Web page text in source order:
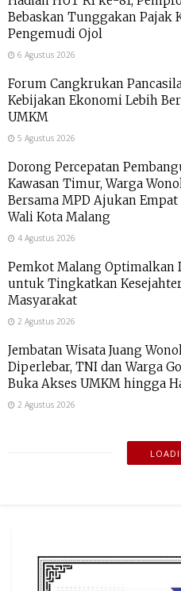
Bebaskan Tunggakan Pajak
Pengemudi Ojol
6 Agustus 2026
Forum Cangkrukan
Kebijakan Ekonomi Lebih
UMKM
5 Agustus 2026
Dorong Percepatan
Kawasan Timur, Warga
Bersama MPD Ajukan
Wali Kota Malang
4 Agustus 2026
Pemkot Malang Optimalkan
untuk Tingkatkan
Masyarakat
2 Agustus 2026
Jembatan Wisata Juang
Diperlebar, TNI dan Warga
Buka Akses UMKM hingga
2 Agustus 2026